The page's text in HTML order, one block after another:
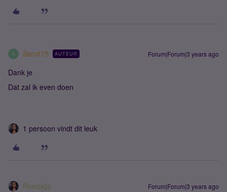
S Ssmit75 AUTEUR Forum|Forum|3 years ago
Dank je
Dat zal ik even doen
1 persoon vindt dit leuk
Roeqajja Forum|Forum|3 years ago